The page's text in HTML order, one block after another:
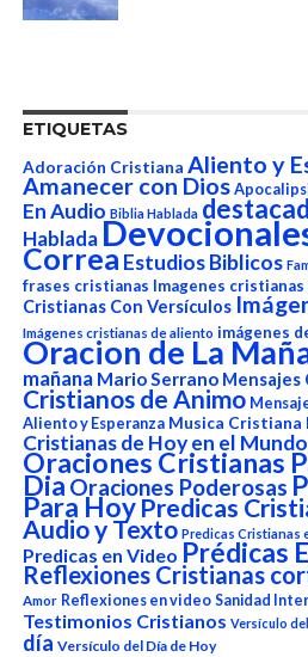
ETIQUETAS
Adoración Cristiana Aliento y
Amanecer con Dios
En Audio Biblia Hablada
Hablada
Correa Estudios Biblicos
frases cristianas Imagenes
Cristianas Con Versículos
Imágenes cristianas de aliento imágenes
Oracion de La
mañana Mario Serrano Mensajes
Cristianos de Animo
Aliento y Esperanza Musica Cristiana
Cristianas de Hoy en el
Oraciones Cristianas
DiaOraciones Poderosas
Para Hoy Predicas
Audio y Texto Predicas Cristianas
Predicas en Video Prédicas
Reflexiones Cristianas
Amor Reflexiones en video Sanidad
Testimonios Cristianos Versículo
día Versículo del Día de Hoy